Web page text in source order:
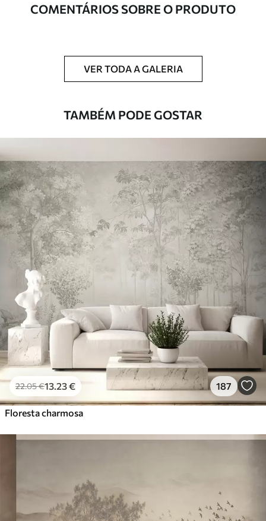
Adicionalmente
Disponível com revestimento de verniz
esponja macia. Murais de parede com
revestimento de verniz podem ser limpos
Aplicação perfeita
Materiais disponíveis
Standard
45.0027.00€/m²
Premium
56.67 34.00€ /m²
Vinil Premium
65.0039.00€/m²
Peel and Stick
.00€/m²
COMENTÁRIOS SOBRE O PRODUTO
VER TODA A GALERIA
TAMBÉM PODE GOSTAR
22.05€13 .23€ 187
Floresta charmosa